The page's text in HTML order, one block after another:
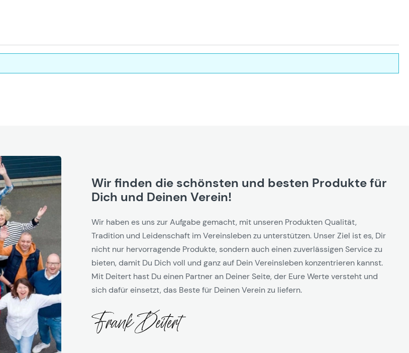
Wir finden die schönsten und besten Produkte für
Dich und Deinen Verein!
Wir haben es uns zur Aufgabe gemacht, mit unseren Produkten Qualität,
Tradition und Leidenschaft im Vereinsleben zu unterstützen. Unser Ziel ist es, Dir
nicht nur hervorragende Produkte, sondern auch einen zuverlässigen Service zu
bieten, damit Du Dich voll und ganz auf Dein Vereinsleben konzentrieren kannst.
Mit Deitert hast Du einen Partner an Deiner Seite, der Eure Werte versteht und
sich dafür einsetzt, das Beste für Deinen Verein zu liefern.